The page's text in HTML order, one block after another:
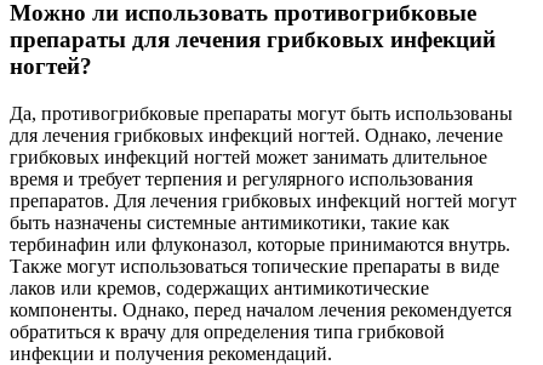
Можно ли использовать противогрибковые
препараты для лечения грибковых инфекций
ногтей?
Да, противогрибковые препараты могут быть использованы
для лечения грибковых инфекций ногтей. Однако, лечение
грибковых инфекций ногтей может занимать длительное
время и требует терпения и регулярного использования
препаратов. Для лечения грибковых инфекций ногтей могут
быть назначены системные антимикотики, такие как
тербинафин или флуконазол, которые принимаются внутрь.
Также могут использоваться топические препараты в виде
лаков или кремов, содержащих антимикотические
компоненты. Однако, перед началом лечения рекомендуется
обратиться к врачу для определения типа грибковой
инфекции и получения рекомендаций.